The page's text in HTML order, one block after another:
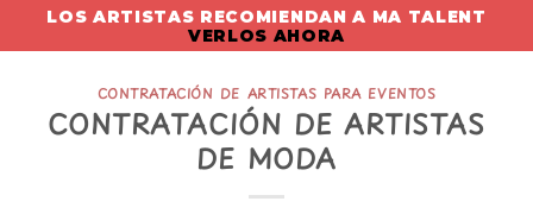
LOS ARTISTAS RECOMIENDAN A MA TALENT
VERLOS AHORA
CONTRATACIÓN DE ARTISTAS PARA EVENTOS
CONTRATACIÓN DE ARTISTAS
DE MODA